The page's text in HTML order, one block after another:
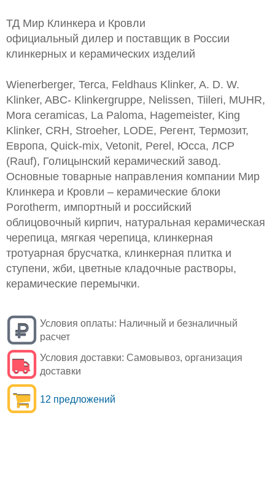
ТД Мир Клинкера и Кровли
официальный дилер и поставщик в России
клинкерных и керамических изделий
Wienerberger, Terca, Feldhaus Klinker, A. D. W.
Klinker, ABC- Klinkergruppe, Nelissen, Tiileri, MUHR,
Mora ceramicas, La Paloma, Hagemeister, King
Klinker, CRH, Stroeher, LODE, Регент, Термозит,
Европа, Quick-mix, Vetonit, Perel, Юсса, ЛСР
(Rauf), Голицынский керамический завод.
Основные товарные направления компании Мир
Клинкера и Кровли – керамические блоки
Porotherm, импортный и российский
облицовочный кирпич, натуральная керамическая
черепица, мягкая черепица, клинкерная
тротуарная брусчатка, клинкерная плитка и
ступени, жби, цветные кладочные растворы,
керамические перемычки.
Условия оплаты: Наличный и безналичный
расчет
Условия доставки: Самовывоз, организация
доставки
12 предложений